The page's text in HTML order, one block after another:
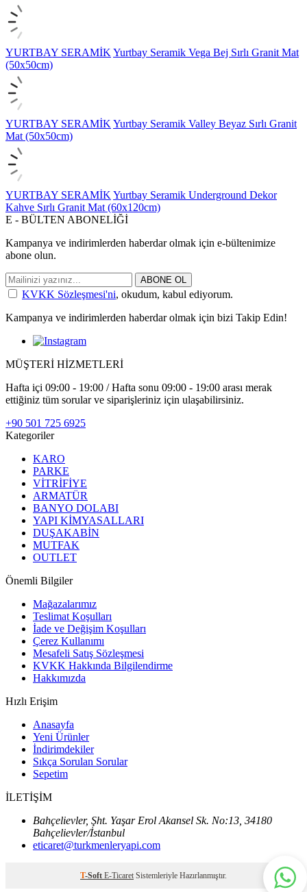
YURTBAY SERAMİK Yurtbay Seramik Vega Bej Sırlı Granit Mat
(50x50cm)
YURTBAY SERAMİK Yurtbay Seramik Valley Beyaz Sırlı Granit
Mat (50x50cm)
YURTBAY SERAMİK Yurtbay Seramik Underground Dekor
Kahve Sırlı Granit Mat (60x120cm)
E - BÜLTEN ABONELİĞİ
Kampanya ve indirimlerden haberdar olmak için e-bültenimize
abone olun.
ABONE OL
KVKK Sözleşmesi'ni, okudum, kabul ediyorum.
Kampanya ve indirimlerden haberdar olmak için bizi Takip Edin!
MÜŞTERİ HİZMETLERİ
Hafta içi 09:00 - 19:00 / Hafta sonu 09:00 - 19:00 arası merak
ettiğiniz tüm sorular ve siparişleriniz için ulaşabilirsiniz.
+90 501 725 6925
Kategoriler
KARO
PARKE
VİTRİFİYE
ARMATÜR
BANYO DOLABI
YAPI KİMYASALLARI
DUŞAKABİN
MUTFAK
OUTLET
Önemli Bilgiler
Mağazalarımız
Teslimat Koşulları
İade ve Değişim Koşulları
Çerez Kullanımı
Mesafeli Satış Sözleşmesi
KVKK Hakkında Bilgilendirme
Hakkımızda
Hızlı Erişim
Anasayfa
Yeni Ürünler
İndirimdekiler
Sıkça Sorulan Sorular
Sepetim
İLETİŞİM
Bahçelievler, Şht. Yaşar Erol Akansel Sk. No:13, 34180
Bahçelievler/İstanbul
eticaret@turkmenleryapi.com
T-Soft E-Ticaret Sistemleriyle Hazırlanmıştır.